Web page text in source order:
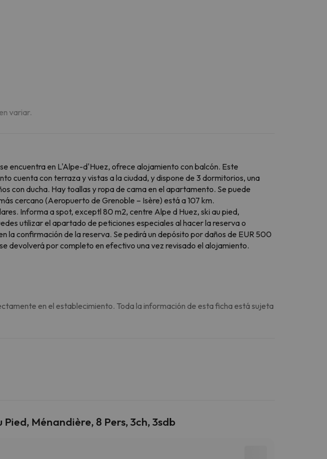
variar.
encuentra en L'Alpe-d'Huez, ofrece alojamiento con balcón. Este
cuenta con terraza y vistas a la ciudad, y dispone de 3 dormitorios, una
con ducha. Hay toallas y ropa de cama en el apartamento. Se puede
cercano (Aeropuerto de Grenoble – Isère) está a 107 km.
Informa a spot, exceptl 80 m2, centre Alpe d Huez, ski au pied,
utilizar el apartado de peticiones especiales al hacer la reserva o
confirmación de la reserva. Se pedirá un depósito por daños de EUR 500
devolverá por completo en efectivo una vez revisado el alojamiento.
en el establecimiento. Toda la información de esta ficha está sujeta
Ménandière, 8 Pers, 3ch, 3sdb